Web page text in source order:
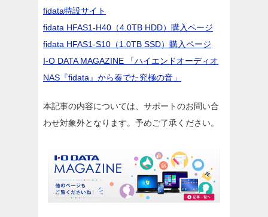
fidata特設サイト
fidata HFAS1-H40（4.0TB HDD）購入ページ
fidata HFAS1-S10（1.0TB SSD）購入ページ
I-O DATA MAGAZINE 「ハイエンドオーディオ
NAS『fidata』から奏でた究極の音」
本記事の内容については、サポートのお問い合
わせ対象外となります。予めご了承ください。